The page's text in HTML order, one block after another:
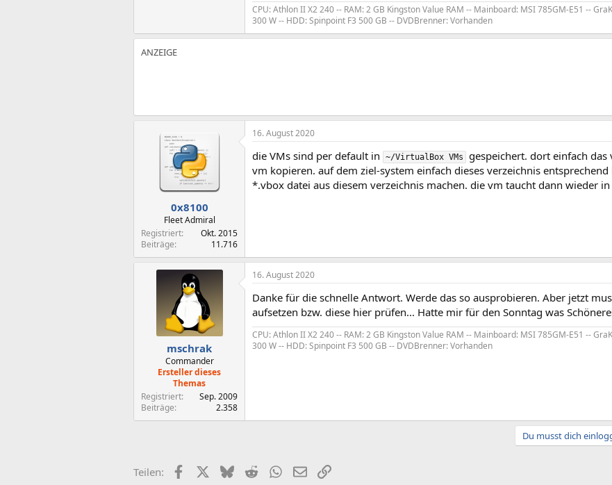
CPU: Athlon II X2 240 -- RAM: 2 GB Kingston Value RAM -- Mainboard: MSI 785GM-E51 --
300 W -- HDD: Spinpoint F3 500 GB -- DVDBrenner: Vorhanden
0x8100
Fleet Admiral
Registriert
Okt. 2015
Beiträge
11.716
16. August 2020
die VMs sind per default in ~/VirtualBox VMs
gespeichert. dort einfach
vm kopieren. auf dem ziel-system einfach dieses verzeichnis
*.vbox datei aus diesem verzeichnis machen. die vm taucht dann wieder
mschrak
Commander
Ersteller dieses
Themas
Registriert
Sep. 2009
Beiträge
2.358
16. August 2020
Danke für die schnelle Antwort. Werde das so ausprobieren. Aber jetzt
aufsetzen bzw. diese hier prüfen... Hatte mir für den Sonntag was
CPU: Athlon II X2 240 -- RAM: 2 GB Kingston Value RAM -- Mainboard: MSI 785GM-E51 --
300 W -- HDD: Spinpoint F3 500 GB -- DVDBrenner: Vorhanden
Du musst dich
Teilen: FacebookX (Twitter)
BlueskyRedditWhatsApp
E-MailLink